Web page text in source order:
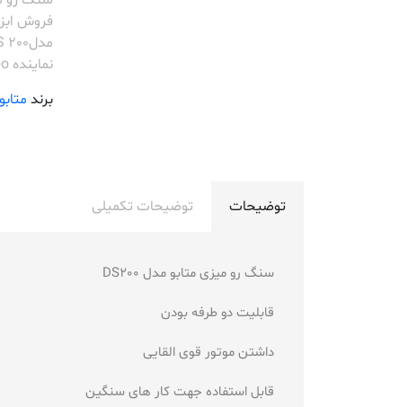
فروش
مدلDS 200
نماینده metabo
برند متابو
توضیحات توضیحات تکمیلی
سنگ رو میزی متابو مدل DS200
قابلیت دو طرفه بودن
داشتن موتور قوی القایی
قابل استفاده جهت کار های سنگین